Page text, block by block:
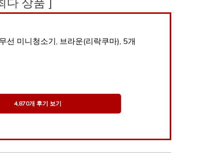
선 미니청소기, 브라운(리락쿠마), 5개
4,870개 후기 보기